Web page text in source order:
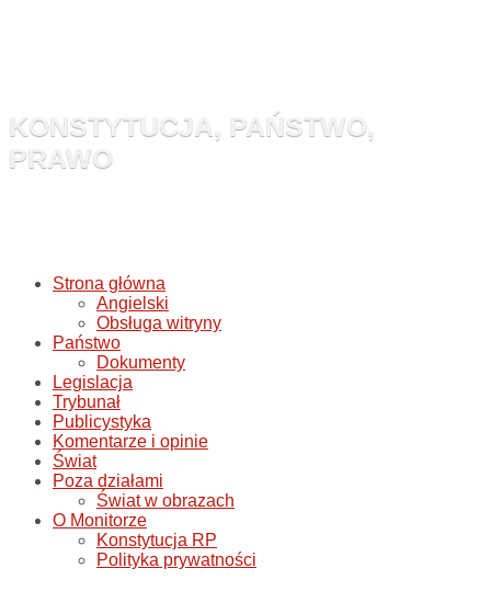
KONSTYTUCJA, PAŃSTWO,
PRAWO
Strona główna
Angielski
Obsługa witryny
Państwo
Dokumenty
Legislacja
Trybunał
Publicystyka
Komentarze i opinie
Świat
Poza działami
Świat w obrazach
O Monitorze
Konstytucja RP
Polityka prywatności